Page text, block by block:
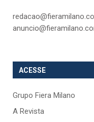
ACESSE
Grupo Fiera Milano
A Revista